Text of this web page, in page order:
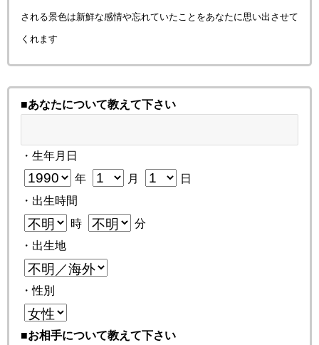
される景色は新鮮な感情や忘れていたことをあなたに思い出させて
くれます
■あなたについて教えて下さい
・生年月日
年 月
日
・出生時間
時
分
・出生地
・性別
■お相手について教えて下さい